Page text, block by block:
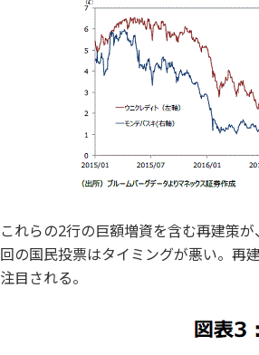
これらの2行の巨額増資を含む再建策
回の国民投票はタイミングが悪い。再
注目される。